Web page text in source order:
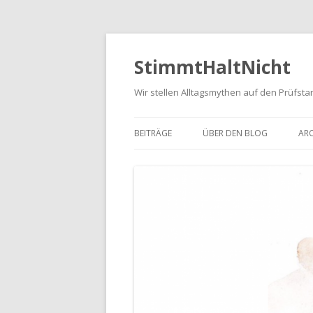
StimmtHaltNicht
Wir stellen Alltagsmythen auf den
BEITRÄGE ÜBER DEN BLOG